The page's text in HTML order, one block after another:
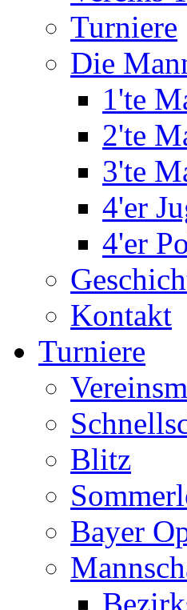
Turniere
Die
1'te
2'te
3'te
4'er
4'er
Kontakt
Turniere
Blitz
Bayer